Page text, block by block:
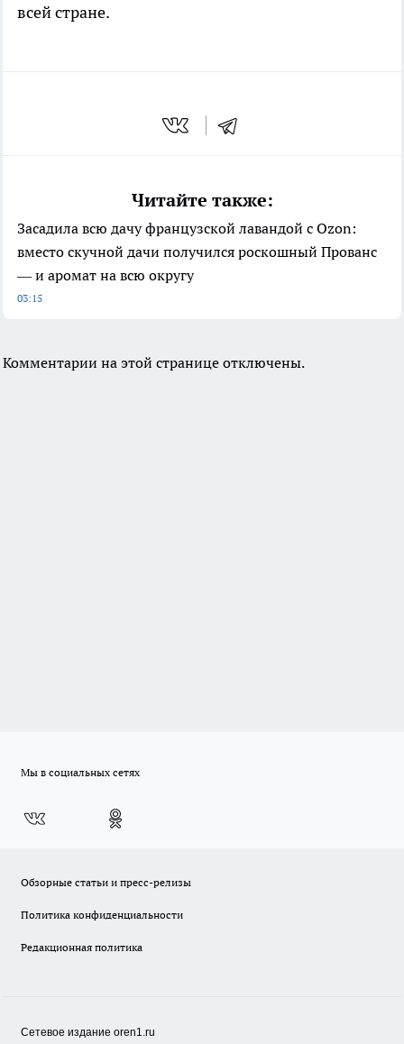
всей стране.
Читайте также:
Засадила всю дачу французской лавандой с Ozon:
вместо скучной дачи получился роскошный Прованс
— и аромат на всю округу
03:15
Комментарии на этой странице отключены.
Мы в социальных сетях
Обзорные статьи и пресс-релизы
Политика конфиденциальности
Редакционная политика
Сетевое издание oren1.ru